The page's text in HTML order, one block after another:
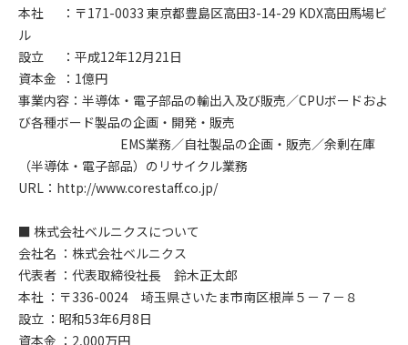
本社 ：〒171-0033 東京都豊島区高田3-14-29 KDX高田馬場ビ
ル
設立 ：平成12年12月21日
資本金 ：1億円
事業内容：半導体・電子部品の輸出入及び販売／CPUボードおよ
び各種ボード製品の企画・開発・販売
EMS業務／自社製品の企画・販売／余剰在庫
（半導体・電子部品）のリサイクル業務
URL：http://www.corestaff.co.jp/
■ 株式会社ベルニクスについて
会社名 ：株式会社ベルニクス
代表者 ：代表取締役社長 鈴木正太郎
本社 ：〒336-0024 埼玉県さいたま市南区根岸５－７－８
設立 ：昭和53年6月8日
資本金 ：2,000万円